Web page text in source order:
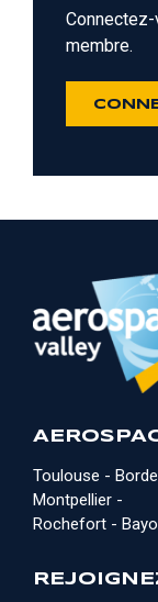
membre.
Toulouse -
Montpellier -
Rochefort -